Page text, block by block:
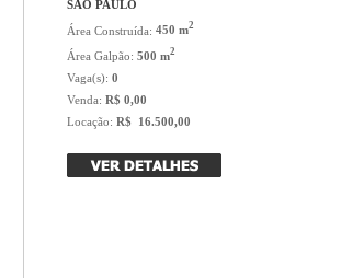
SAO PAULO
Área Construída:450 m2
Área Galpão:500 m2
Vaga(s):0
Venda:R$ 0,00
Locação:R$ 16.500,00